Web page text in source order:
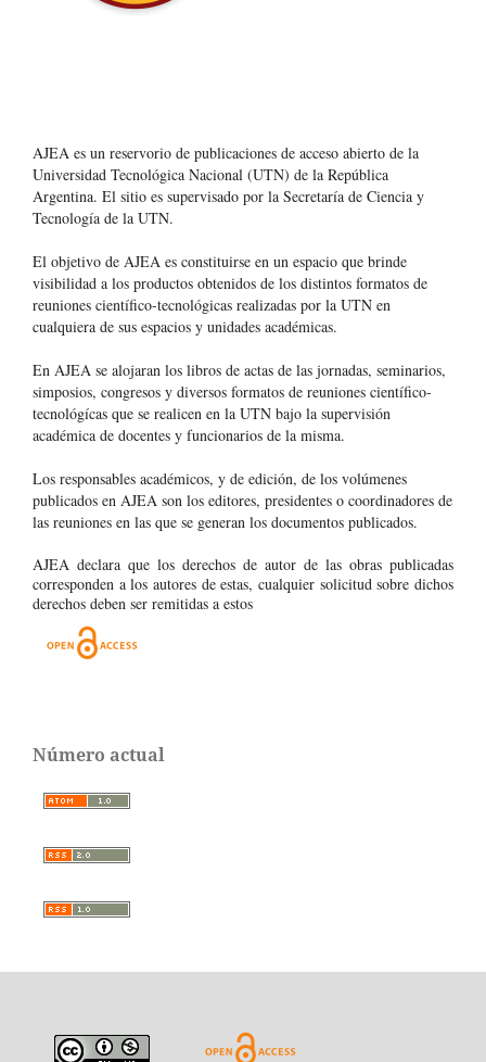
AJEA es un reservorio de publicaciones de acceso abierto de la
Universidad Tecnológica Nacional (UTN) de la República
Argentina. El sitio es supervisado por la Secretaría de Ciencia y
Tecnología de la UTN.
El objetivo de AJEA es constituirse en un espacio que brinde
visibilidad a los productos obtenidos de los distintos formatos de
reuniones científico-tecnológicas realizadas por la UTN en
cualquiera de sus espacios y unidades académicas.
En AJEA se alojaran los libros de actas de las jornadas, seminarios,
simposios, congresos y diversos formatos de reuniones científico-
tecnológícas que se realicen en la UTN bajo la supervisión
académica de docentes y funcionarios de la misma.
Los responsables académicos, y de edición, de los volúmenes
publicados en AJEA son los editores, presidentes o coordinadores de
las reuniones en las que se generan los documentos publicados.
AJEA declara que los derechos de autor de las obras publicadas
corresponden a los autores de estas, cualquier solicitud sobre dichos
derechos deben ser remitidas a estos
Número actual